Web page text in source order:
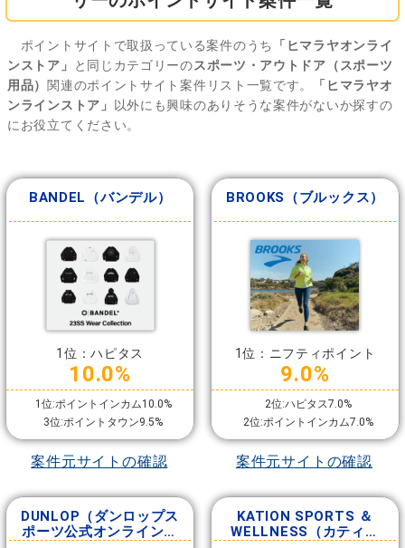
ポイントサイトで取扱っている案件のうち
「ヒマラヤオンライ
ンストア」
と同じカテゴリーのスポーツ・アウトドア（スポーツ
用品） 関連のポイントサイト案件リスト一覧です。
「ヒマラヤオ
ンラインストア」
以外にも興味のありそうな案件がないか探すの
にお役立てください。
BANDEL（バンデル）
1位：ハピタス
10.0%
1位:ポイントインカム10.0%
3位:ポイントタウン9.5%
案件元サイトの確認
BROOKS（ブルックス）
1位：ニフティポイント
9.0%
2位:ハピタス7.0%
2位:ポイントインカム7.0%
案件元サイトの確認
DUNLOP（ダンロップス
ポーツ公式オンラインス
KATION SPORTS ＆
WELLNESS（カティオ